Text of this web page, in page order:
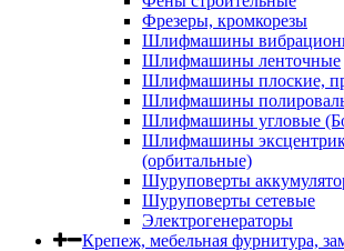
Фрезеры, кромкорезы
Шлифмашины
Шлифмашины ленточные
Шлифмашины плоские,
Шлифмашины
Шлифмашины угловые
Шлифмашины
(орбитальные)
Шуруповерты
Шуруповерты сетевые
Электрогенераторы
Крепеж, мебельная фурнитура,